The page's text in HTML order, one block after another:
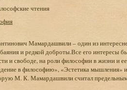
чтения
Мамардашвили – один из
и редкой доброты.Все его интересы
и свободе, на роли философии в жизни и
в философию», «Эстетика мышления»
М. К. Мамардашвили считал